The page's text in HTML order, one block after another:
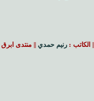
|| الكاتب : رنيم حمدي || منتدى